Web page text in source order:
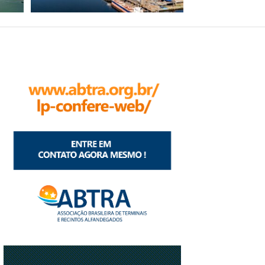
CHINA
DISPONIBILIZA